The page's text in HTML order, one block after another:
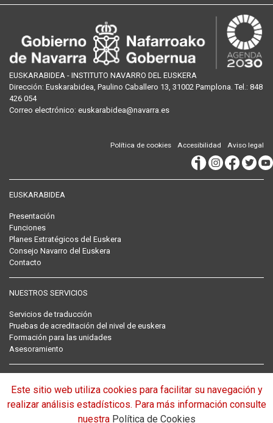
EUSKARABIDEA - INSTITUTO NAVARRO DEL EUSKERA
Dirección: Euskarabidea, Paulino Caballero 13, 31002 Pamplona. Tel.: 848
426 054
Correo electrónico: euskarabidea@navarra.es
Aviso legal
Accesibilidad
Política de cookies
EUSKARABIDEA
Presentación
Funciones
Planes Estratégicos del Euskera
Consejo Navarro del Euskera
Contacto
NUESTROS SERVICIOS
Servicios de traducción
Pruebas de acreditación del nivel de euskera
Formación para las unidades
Asesoramiento
Normativa
Este sitio web utiliza cookies para facilitar su navegación y
realizar análisis estadísticos. Para más información consulte
nuestra Política de Cookies